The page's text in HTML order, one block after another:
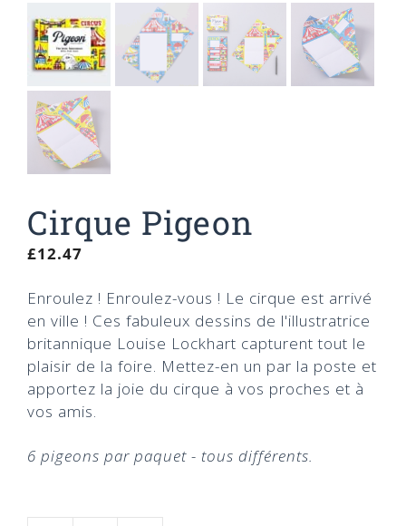
Cirque Pigeon
£12.47
Enroulez ! Enroulez-vous ! Le cirque est arrivé
en ville ! Ces fabuleux dessins de l'illustratrice
britannique Louise Lockhart capturent tout le
plaisir de la foire. Mettez-en un par la poste et
apportez la joie du cirque à vos proches et à
vos amis.
6 pigeons par paquet - tous différents.